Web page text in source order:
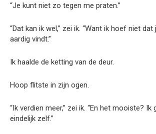
“Je kunt niet zo tegen me praten.”
“Dat kan ik wel,” zei ik. “Want ik hoef niet
aardig vindt.”
Ik haalde de ketting van de deur.
Hoop flitste in zijn ogen.
“Ik verdien meer,” zei ik. “En het mooiste?
eindelijk zelf.”